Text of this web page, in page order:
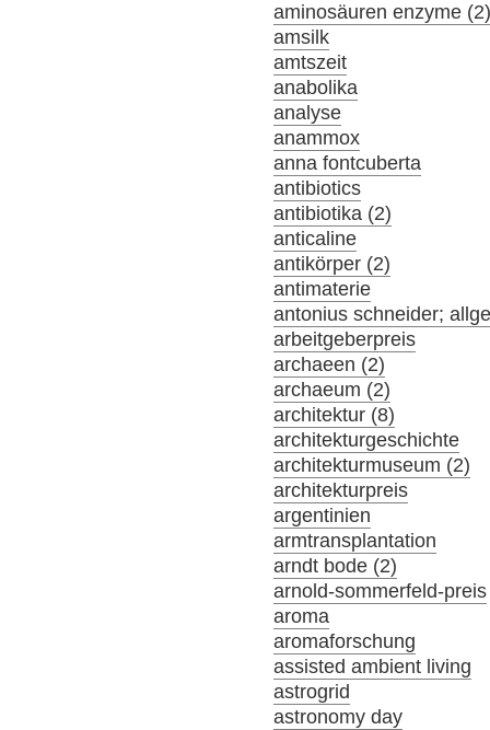
aminosäuren enzyme
amsilk
amtszeit
anabolika
analyse
anammox
anna fontcuberta
antibiotics
antibiotika (2)
anticaline
antikörper (2)
antimaterie
antonius schneider;
arbeitgeberpreis
archaeen (2)
archaeum (2)
architektur (8)
architekturgeschichte
architekturmuseum (2)
architekturpreis
argentinien
armtransplantation
arndt bode (2)
arnold-sommerfeld-preis
aroma
aromaforschung
assisted ambient living
astrogrid
astronomy day